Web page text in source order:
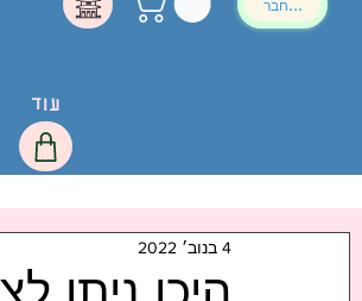
להתחבר
עוד
4 בנוב׳ 2022